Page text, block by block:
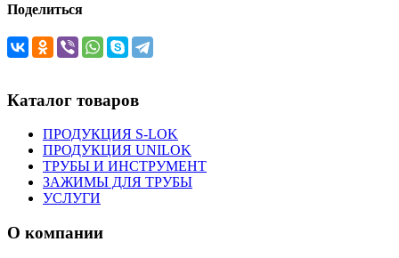
Поделиться
Каталог товаров
ПРОДУКЦИЯ S-LOK
ПРОДУКЦИЯ UNILOK
ТРУБЫ И ИНСТРУМЕНТ
ЗАЖИМЫ ДЛЯ ТРУБЫ
УСЛУГИ
О компании